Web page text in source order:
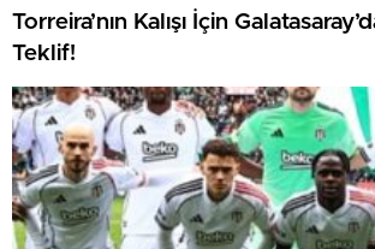
Torreira’nın Kalışı İçin
Teklif!